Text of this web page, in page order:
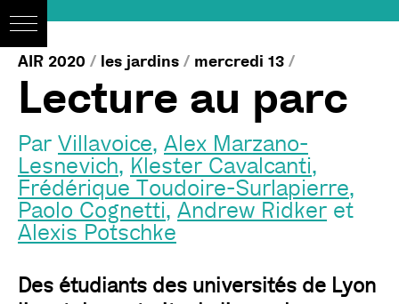
AIR 2020 / les jardins / mercredi 13 /
Lecture au parc
Par Villavoice, Alex Marzano-
Lesnevich, Klester Cavalcanti,
Frédérique Toudoire-Surlapierre,
Paolo Cognetti, Andrew Ridker et
Alexis Potschke
Des étudiants des universités de Lyon